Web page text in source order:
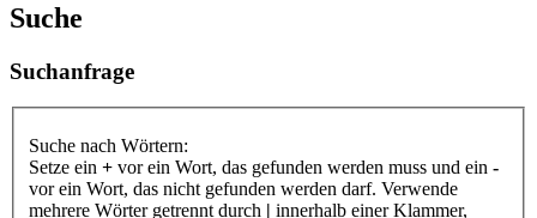
Suche
Suchanfrage
Suche nach Wörtern:
Setze ein + vor ein Wort, das gefunden werden muss und ein -
vor ein Wort, das nicht gefunden werden darf. Verwende
mehrere Wörter getrennt durch | innerhalb einer Klammer,